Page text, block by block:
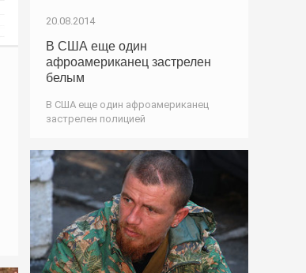
20.08.2014
В США еще один
афроамериканец застрелен
белым
В США еще один афроамериканец
застрелен полицией